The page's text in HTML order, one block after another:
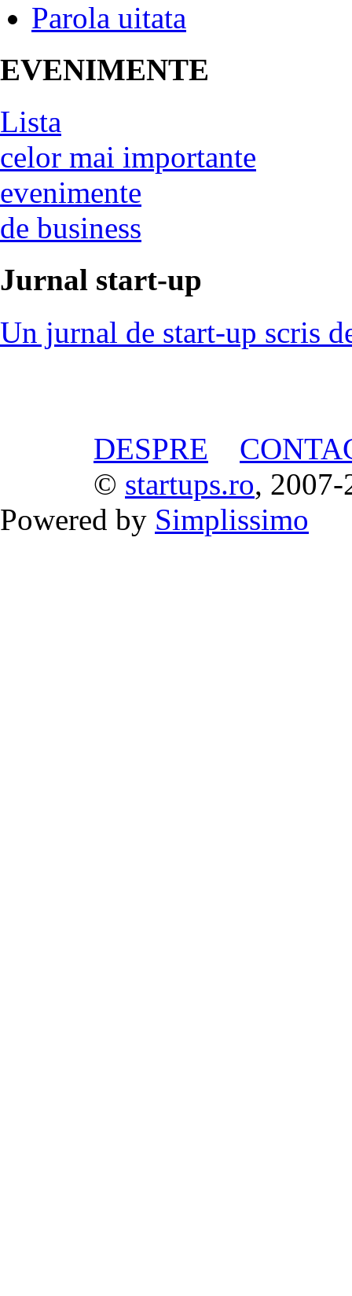
Parola uitata
EVENIMENTE
Lista
celor mai importante
evenimente
de business
Jurnal start-up
Un jurnal de start-up scris
DESPRE
© startups.ro, 2007-
Powered by Simplissimo